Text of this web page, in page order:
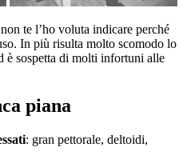
te l’ho voluta indicare perché
In più risulta molto scomodo lo
è sospetta di molti infortuni alle
piana
: gran pettorale, deltoidi,